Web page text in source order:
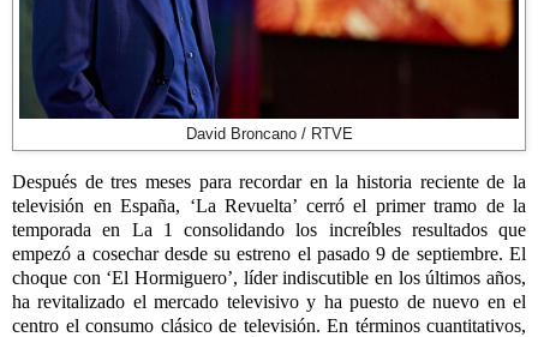
David Broncano / RTVE
Después de tres meses para recordar en la historia reciente de la
televisión en España, ‘La Revuelta’ cerró el primer tramo de la
temporada en La 1 consolidando los increíbles resultados que
empezó a cosechar desde su estreno el pasado 9 de septiembre. El
choque con ‘El Hormiguero’, líder indiscutible en los últimos años,
ha revitalizado el mercado televisivo y ha puesto de nuevo en el
centro el consumo clásico de televisión. En términos cuantitativos,